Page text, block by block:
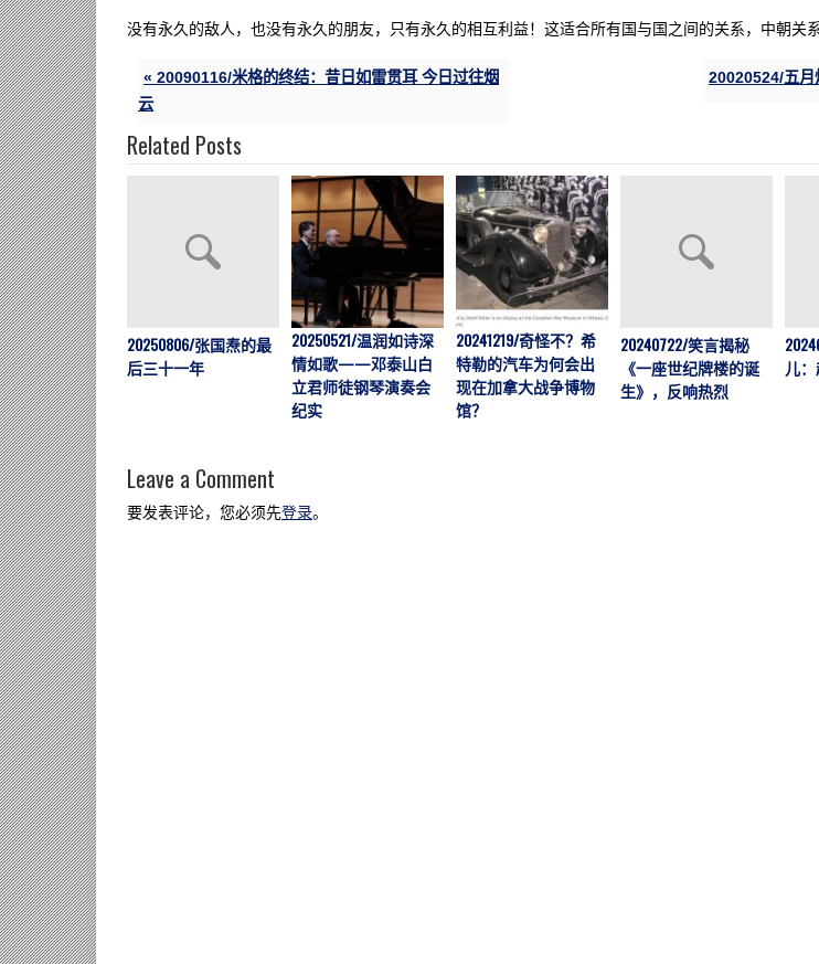
没有永久的敌人，也没有永久的朋友，只有永久的相互利益！这适合所有国与国之间的关系，中朝关系
« 20090116/米格的终结：昔日如雷贯耳 今日过往烟
云
20020524/五月
Related Posts
20250806/张国焘的最
后三十一年
20250521/温润如诗深
情如歌——邓泰山白
立君师徒钢琴演奏会
纪实
20241219/奇怪不？希
特勒的汽车为何会出
现在加拿大战争博物
馆？
20240722/笑言揭秘
《一座世纪牌楼的诞
生》，反响热烈
儿
Leave a Comment
要发表评论，您必须先登录。